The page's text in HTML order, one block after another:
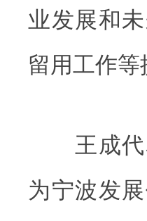
业发展和
留用工作等
王成代
为宁波发